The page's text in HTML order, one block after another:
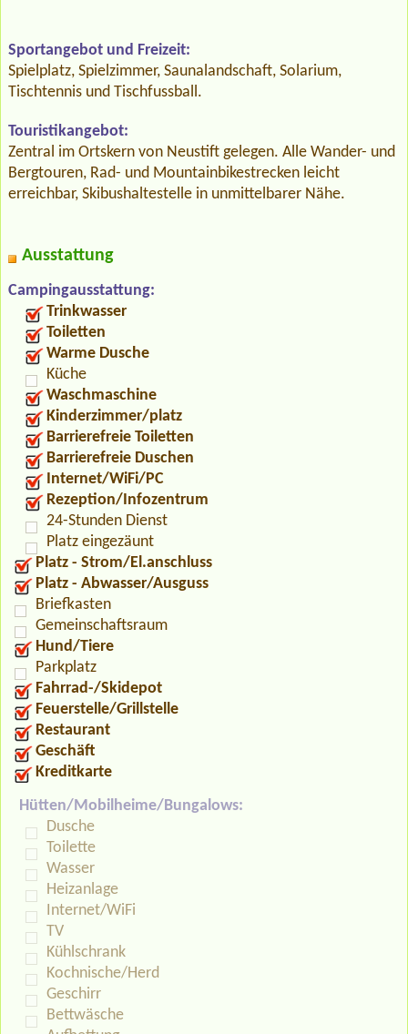
Sportangebot und Freizeit:
Spielplatz, Spielzimmer, Saunalandschaft, Solarium,
Tischtennis und Tischfussball.
Touristikangebot:
Zentral im Ortskern von Neustift gelegen. Alle Wander- und
Bergtouren, Rad- und Mountainbikestrecken leicht
erreichbar, Skibushaltestelle in unmittelbarer Nähe.
Ausstattung
Campingausstattung:
Trinkwasser
Toiletten
Warme Dusche
Küche
Waschmaschine
Kinderzimmer/platz
Barrierefreie Toiletten
Barrierefreie Duschen
Internet/WiFi/PC
Rezeption/Infozentrum
24-Stunden Dienst
Platz eingezäunt
Platz - Strom/El.anschluss
Platz - Abwasser/Ausguss
Briefkasten
Gemeinschaftsraum
Hund/Tiere
Parkplatz
Fahrrad-/Skidepot
Feuerstelle/Grillstelle
Restaurant
Geschäft
Kreditkarte
Hütten/Mobilheime/Bungalows:
Dusche
Toilette
Wasser
Heizanlage
Internet/WiFi
TV
Kühlschrank
Kochnische/Herd
Geschirr
Bettwäsche